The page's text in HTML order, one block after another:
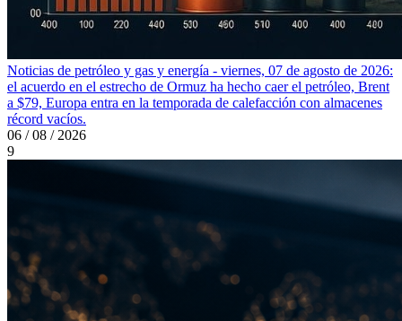
Noticias de petróleo y gas y energía - viernes, 07 de agosto de 2026:
el acuerdo en el estrecho de Ormuz ha hecho caer el petróleo, Brent
a $79, Europa entra en la temporada de calefacción con almacenes
récord vacíos.
06 / 08 / 2026
9